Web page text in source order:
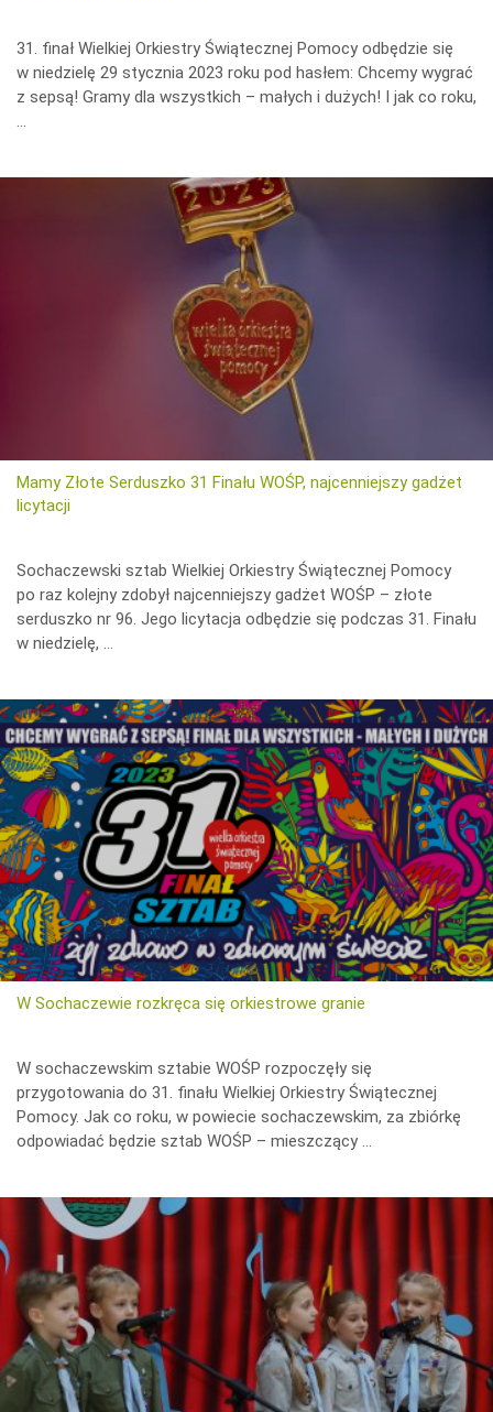
31. finał Wielkiej Orkiestry Świątecznej Pomocy odbędzie się
w niedzielę 29 stycznia 2023 roku pod hasłem: Chcemy wygrać
z sepsą! Gramy dla wszystkich – małych i dużych! I jak co roku,
…
Mamy Złote Serduszko 31 Finału WOŚP, najcenniejszy gadżet
licytacji
Sochaczewski sztab Wielkiej Orkiestry Świątecznej Pomocy
po raz kolejny zdobył najcenniejszy gadżet WOŚP – złote
serduszko nr 96. Jego licytacja odbędzie się podczas 31. Finału
w niedzielę, …
W Sochaczewie rozkręca się orkiestrowe granie
W sochaczewskim sztabie WOŚP rozpoczęły się
przygotowania do 31. finału Wielkiej Orkiestry Świątecznej
Pomocy. Jak co roku, w powiecie sochaczewskim, za zbiórkę
odpowiadać będzie sztab WOŚP – mieszczący …